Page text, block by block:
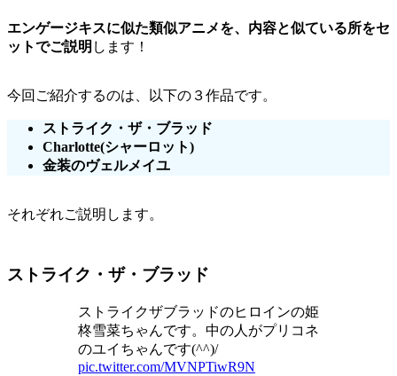
エンゲージキスに似た類似アニメを、内容と似ている所をセ
ットでご説明 します！
今回ご紹介するのは、以下の３作品です。
ストライク・ザ・ブラッド
Charlotte(シャーロット)
金装のヴェルメイユ
それぞれご説明します。
ストライク・ザ・ブラッド
ストライクザブラッドのヒロインの姫
柊雪菜ちゃんです。中の人がプリコネ
のユイちゃんです(^^)/
pic.twitter.com/MVNPTiwR9N